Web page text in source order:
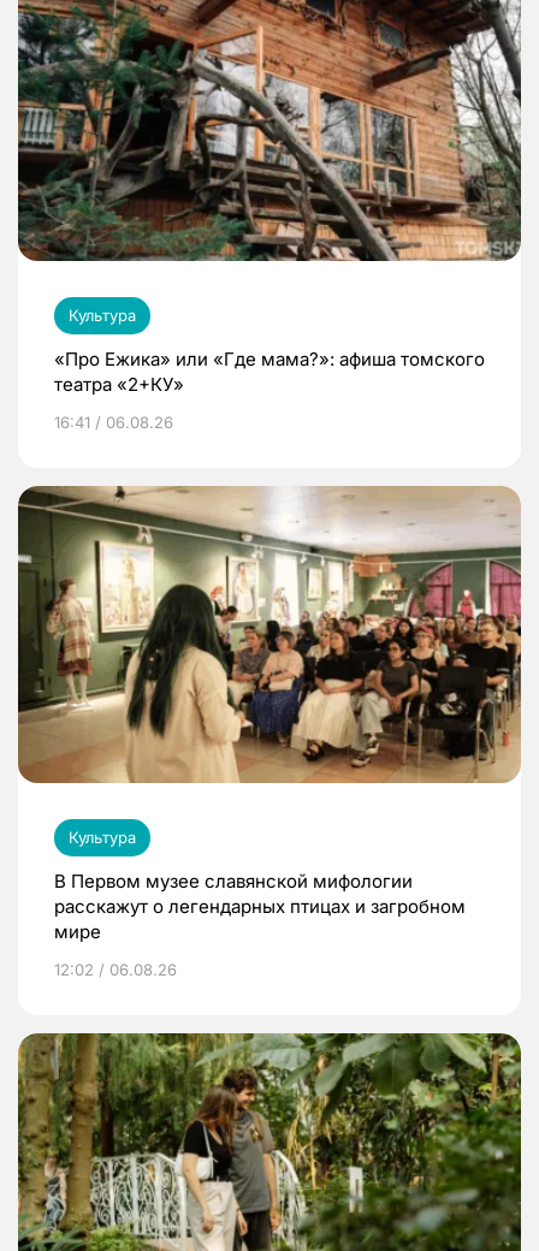
Культура
«Про Ежика» или «Где мама?»: афиша томского
театра «2+КУ»
16:41 / 06.08.26
Культура
В Первом музее славянской мифологии
расскажут о легендарных птицах и загробном
мире
12:02 / 06.08.26